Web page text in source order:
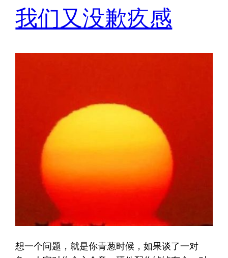
我们又没歉疚感
想一个问题，就是你青葱时候，如果谈了一对